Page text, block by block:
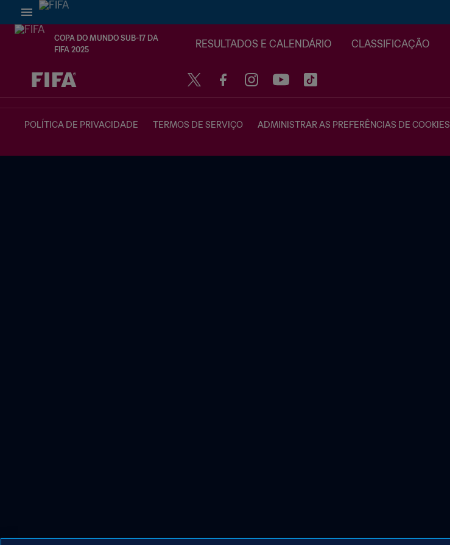
COPA DO MUNDO SUB-17 DA
FIFA 2025
RESULTADOS E CALENDÁRIO CLASSIFICAÇÃO
TBD x TBD
POLÍTICA DE PRIVACIDADE TERMOS DE SERVIÇO ADMINISTRAR AS PREFERÊNCIAS DE COOKIES